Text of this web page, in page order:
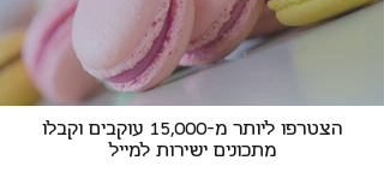
הצטרפו ליותר מ-15,000 עוקבים וקבלו
מתכונים ישירות למייל